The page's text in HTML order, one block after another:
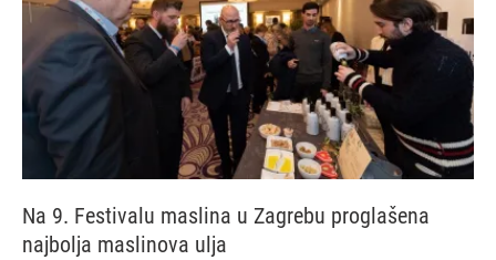
Na 9. Festivalu maslina u Zagrebu proglašena
najbolja maslinova ulja